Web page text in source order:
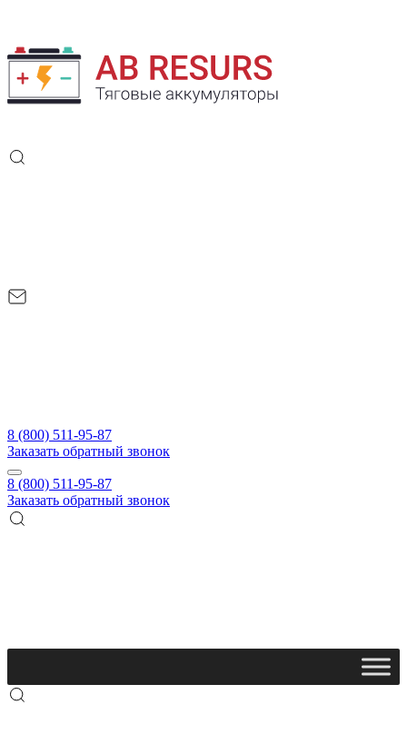
8 (800) 511-95-87
Заказать обратный звонок
8 (800) 511-95-87
Заказать обратный звонок